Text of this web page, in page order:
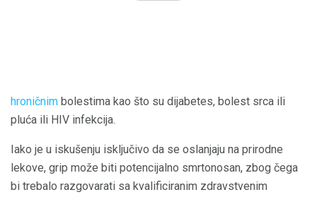
hroničnim bolestima kao što su dijabetes, bolest srca ili
pluća ili HIV infekcija.
Iako je u iskušenju isključivo da se oslanjaju na prirodne
lekove, grip može biti potencijalno smrtonosan, zbog čega
bi trebalo razgovarati sa kvalificiranim zdravstvenim